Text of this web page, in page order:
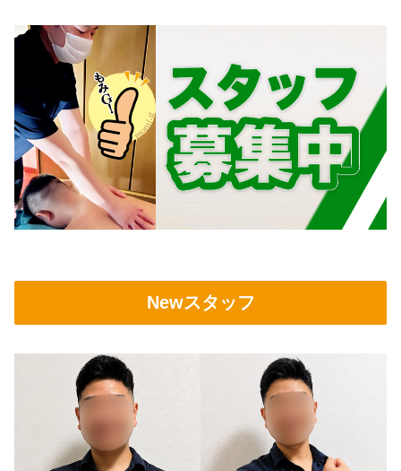
Newスタッフ